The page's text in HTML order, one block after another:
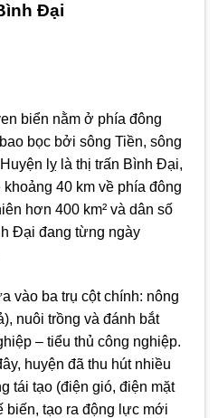
Đại
biển nằm ở phía đông
bọc bởi sông Tiền, sông
lỵ là thị trấn Bình Đại,
40 km về phía đông
hơn 400 km² và dân số
Đại đang từng ngày
vào ba trụ cột chính: nông
nuôi trồng và đánh bắt
– tiểu thủ công nghiệp.
huyện đã thu hút nhiều
tái tạo (điện gió, điện mặt
biến, tạo ra động lực mới